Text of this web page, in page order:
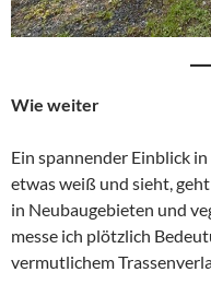
Wie weiter
Ein spannender Einblick
etwas weiß und sieht,
in Neubaugebieten und
messe ich plötzlich
vermutlichem